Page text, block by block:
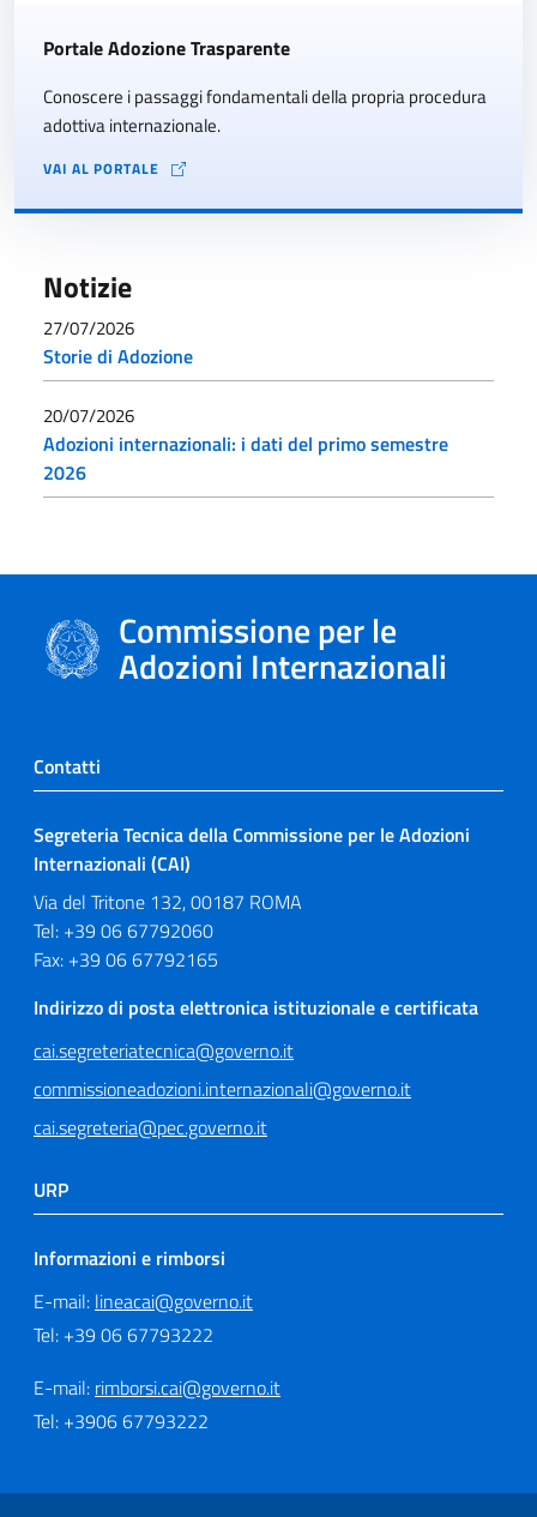
Portale Adozione Trasparente
Conoscere i passaggi fondamentali della propria procedura
adottiva internazionale.
VAI AL PORTALE
Notizie
27/07/2026
Storie di Adozione
20/07/2026
Adozioni internazionali: i dati del primo semestre
2026
Commissione per le
Adozioni Internazionali
Contatti
Segreteria Tecnica della Commissione per le Adozioni
Internazionali (CAI)
Via del Tritone 132, 00187 ROMA
Tel: +39 06 67792060
Fax: +39 06 67792165
Indirizzo di posta elettronica istituzionale e certificata
cai.segreteriatecnica@governo.it
commissioneadozioni.internazionali@governo.it
cai.segreteria@pec.governo.it
URP
Informazioni e rimborsi
E-mail: lineacai@governo.it
Tel: +39 06 67793222
E-mail: rimborsi.cai@governo.it
Tel: +3906 67793222